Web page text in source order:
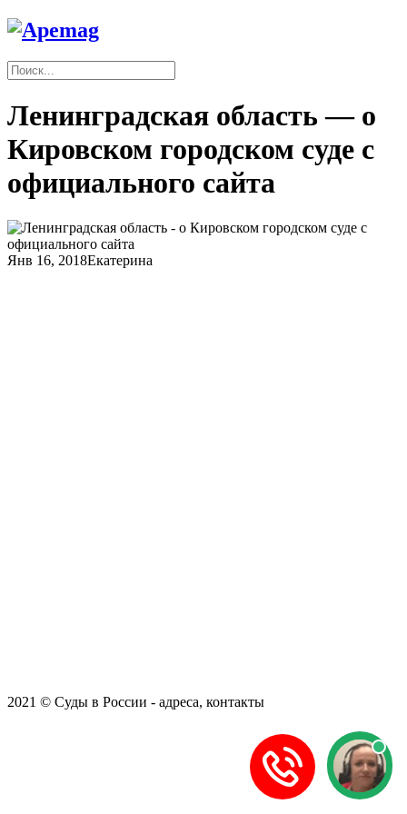
Ленинградская область — о
Кировском городском суде с
официального сайта
Янв 16, 2018Екатерина
2021 © Суды в России - адреса, контакты